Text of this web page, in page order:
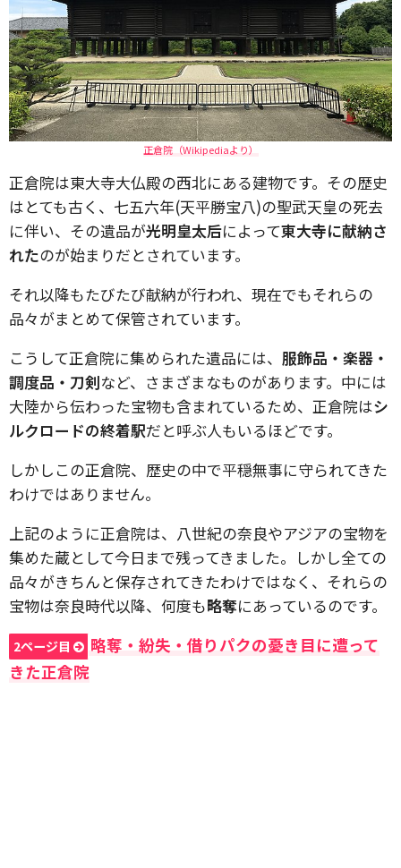
正倉院（Wikipediaより）
正倉院は東大寺大仏殿の西北にある建物です。その歴史
はとても古く、七五六年(天平勝宝八)の聖武天皇の死去
に伴い、その遺品が光明皇太后によって東大寺に献納さ
れたのが始まりだとされています。
それ以降もたびたび献納が行われ、現在でもそれらの
品々がまとめて保管されています。
こうして正倉院に集められた遺品には、 服飾品・楽器・
調度品・刀剣など、さまざまなものがあります。中には
大陸から伝わった宝物も含まれているため、正倉院はシ
ルクロードの終着駅だと呼ぶ人もいるほどです。
しかしこの正倉院、歴史の中で平穏無事に守られてきた
わけではありません。
上記のように正倉院は、八世紀の奈良やアジアの宝物を
集めた蔵として今日まで残ってきました。しかし全ての
品々がきちんと保存されてきたわけではなく、それらの
宝物は奈良時代以降、何度も略奪にあっているのです。
2ページ目
略奪・紛失・借りパクの憂き目に遭って
きた正倉院